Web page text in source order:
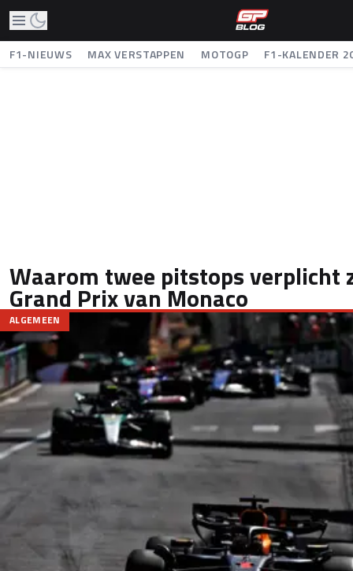
F1-NIEUWS MAX VERSTAPPEN MOTOGP F1-KALENDER
Waarom twee pitstops verplicht
Grand Prix van Monaco
ALGEMEEN